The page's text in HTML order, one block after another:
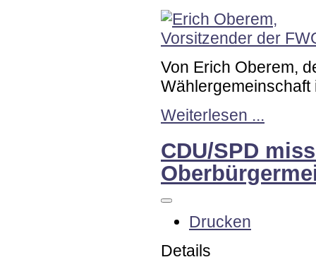
Von Erich Oberem,
Weiterlesen ...
CDU/SPD
Drucken
Details